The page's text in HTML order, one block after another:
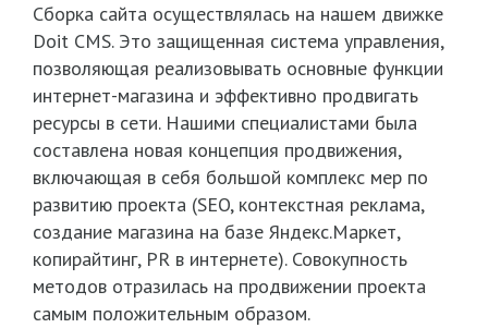
Сборка сайта осуществлялась на нашем движке
Doit CMS. Это защищенная система управления,
позволяющая реализовывать основные функции
интернет-магазина и эффективно продвигать
ресурсы в сети. Нашими специалистами была
составлена новая концепция продвижения,
включающая в себя большой комплекс мер по
развитию проекта (SEO, контекстная реклама,
создание магазина на базе Яндекс.Маркет,
копирайтинг, PR в интернете). Совокупность
методов отразилась на продвижении проекта
самым положительным образом.